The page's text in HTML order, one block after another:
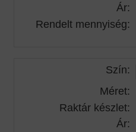
Ár:
Rendelt mennyiség:
Szín:
Méret:
Raktár készlet:
Ár: